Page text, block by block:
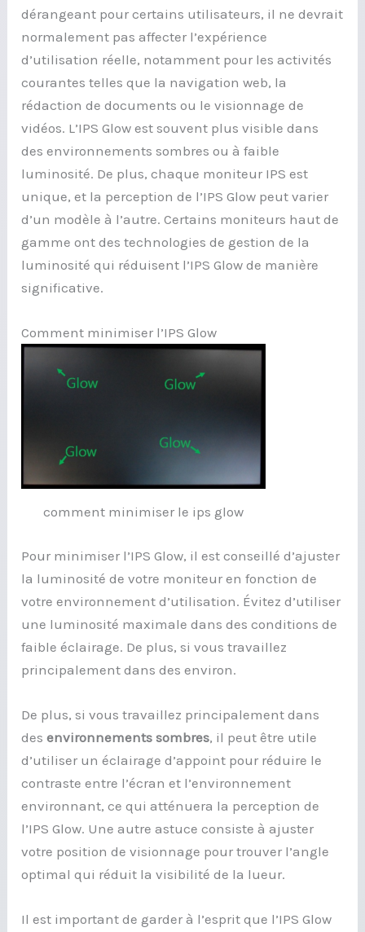
dérangeant pour certains utilisateurs, il ne devrait
normalement pas affecter l’expérience
d’utilisation réelle, notamment pour les activités
courantes telles que la navigation web, la
rédaction de documents ou le visionnage de
vidéos. L’IPS Glow est souvent plus visible dans
des environnements sombres ou à faible
luminosité. De plus, chaque moniteur IPS est
unique, et la perception de l’IPS Glow peut varier
d’un modèle à l’autre. Certains moniteurs haut de
gamme ont des technologies de gestion de la
luminosité qui réduisent l’IPS Glow de manière
significative.
Comment minimiser l’IPS Glow
comment minimiser le ips glow
Pour minimiser l’IPS Glow, il est conseillé d’ajuster
la luminosité de votre moniteur en fonction de
votre environnement d’utilisation. Évitez d’utiliser
une luminosité maximale dans des conditions de
faible éclairage. De plus, si vous travaillez
principalement dans des environ.
De plus, si vous travaillez principalement dans
des environnements sombres, il peut être utile
d’utiliser un éclairage d’appoint pour réduire le
contraste entre l’écran et l’environnement
environnant, ce qui atténuera la perception de
l’IPS Glow. Une autre astuce consiste à ajuster
votre position de visionnage pour trouver l’angle
optimal qui réduit la visibilité de la lueur.
Il est important de garder à l’esprit que l’IPS Glow